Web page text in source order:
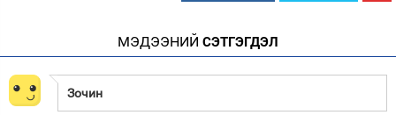
МЭДЭЭНИЙ СЭТГЭГДЭЛ